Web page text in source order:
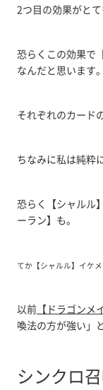
2つ目の効果がと
恐らくこの効果で
なんだと思います。
それぞれのカード
ちなみに私は純粋
恐らく【シャルル
ーラン】も。
てか【シャルル】イケ
以前【ドラゴンメ
喚法の方が強い」
シンクロ